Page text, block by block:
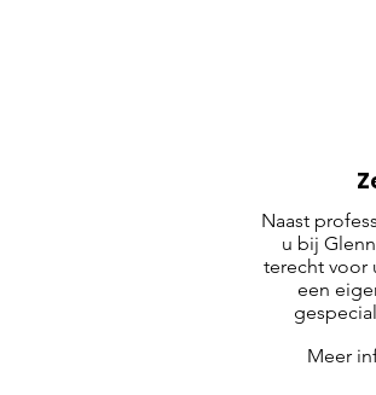
Naast
u bij
terecht voor
een
Meer